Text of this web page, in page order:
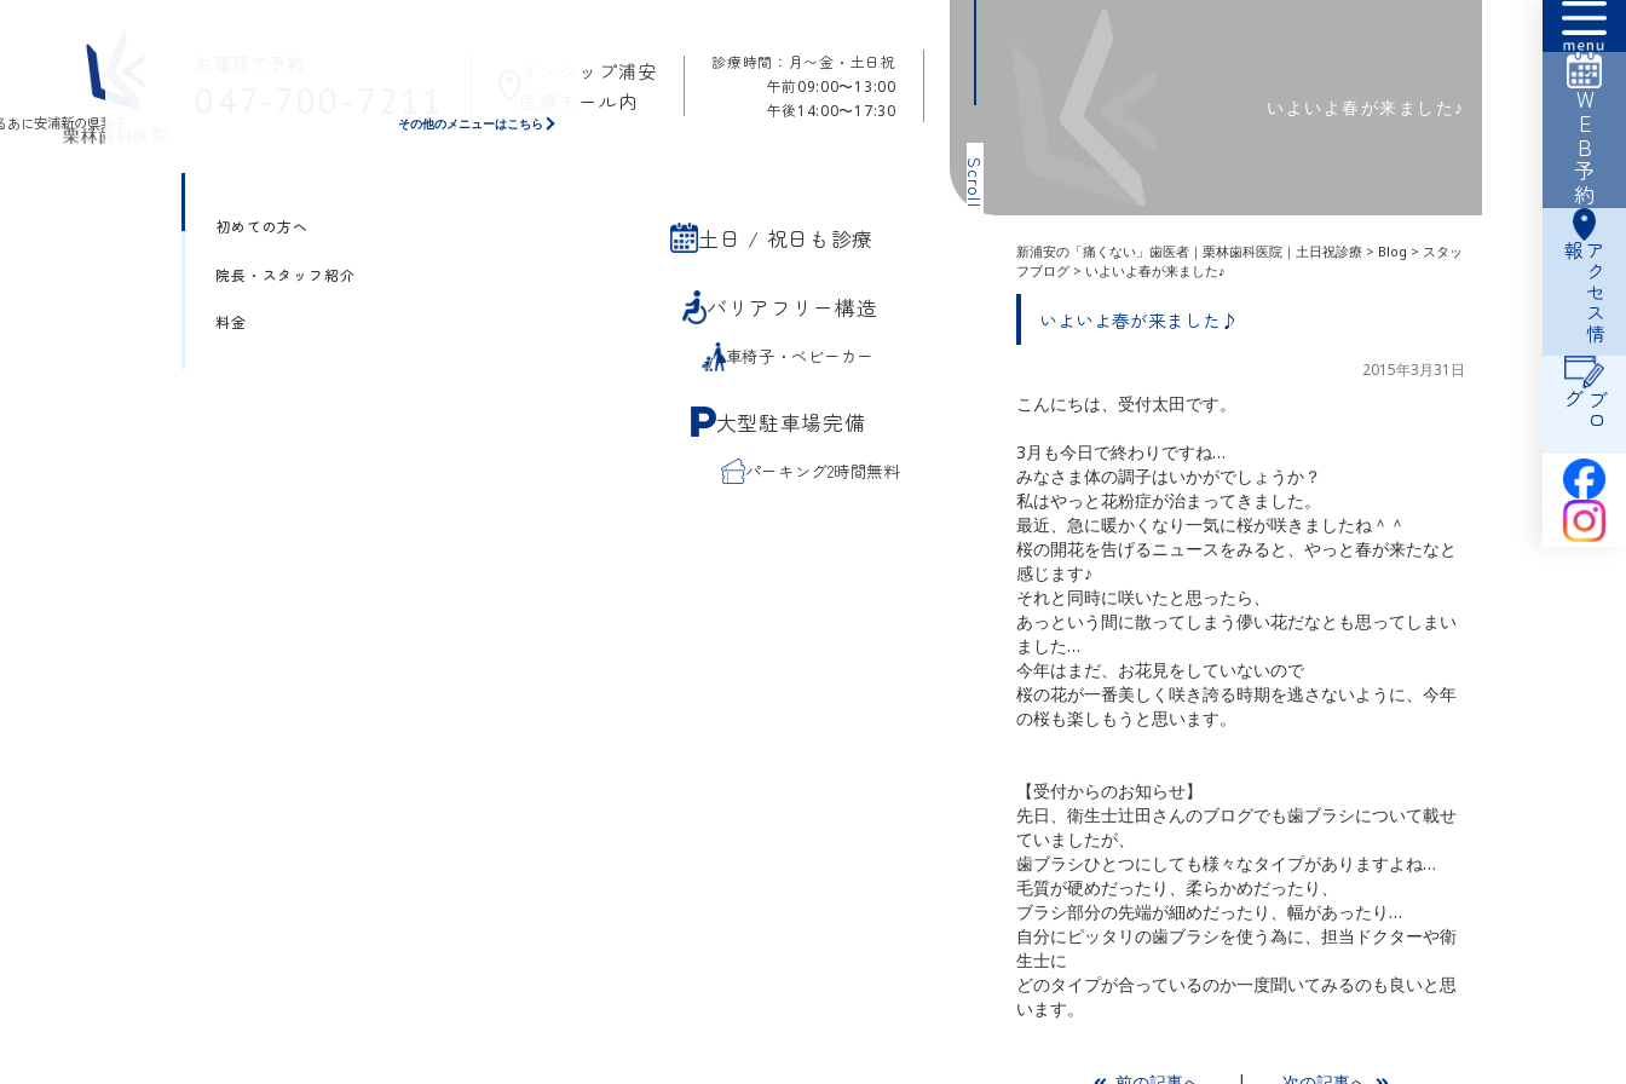
インシップ浦安
医療モール内
診療時間：月〜金・土日祝
午前09:00〜13:00
午後14:00〜17:30
初めての方へ
院長・スタッフ紹介
料金
土日 / 祝日も診療
バリアフリー構造
車椅子・ベビーカー
大型駐車場完備
パーキング2時間無料
その他のメニューはこちら WEB予約
ア
ク
セ
ス
情
報
ブ
ロ
グ
Scroll
いよいよ春が来ました♪
新浦安の「痛くない」歯医者｜栗林歯科医院｜土日祝診療 > Blog > スタッ
フブログ > いよいよ春が来ました♪
いよいよ春が来ました♪
2015年3月31日
こんにちは、受付太田です。
3月も今日で終わりですね…
みなさま体の調子はいかがでしょうか？
私はやっと花粉症が治まってきました。
最近、急に暖かくなり一気に桜が咲きましたね＾＾
桜の開花を告げるニュースをみると、やっと春が来たなと
感じます♪
それと同時に咲いたと思ったら、
あっという間に散ってしまう儚い花だなとも思ってしまい
ました…
今年はまだ、お花見をしていないので
桜の花が一番美しく咲き誇る時期を逃さないように、今年
の桜も楽しもうと思います。
【受付からのお知らせ】
先日、衛生士辻田さんのブログでも歯ブラシについて載せ
ていましたが、
歯ブラシひとつにしても様々なタイプがありますよね…
毛質が硬めだったり、柔らかめだったり、
ブラシ部分の先端が細めだったり、幅があったり…
自分にピッタリの歯ブラシを使う為に、担当ドクターや衛
生士に
どのタイプが合っているのか一度聞いてみるのも良いと思
います。